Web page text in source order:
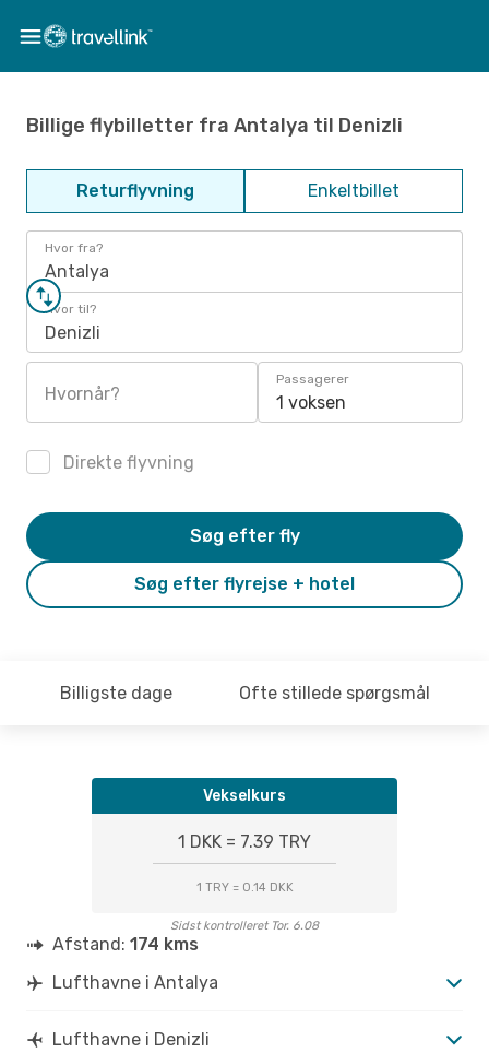
Billige flybilletter fra Antalya til Denizli
Returflyvning Enkeltbillet
Hvor fra?
Antalya
Hvor til?
Denizli
Hvornår?
Passagerer
1 voksen
Direkte flyvning
Søg efter flyrejse + hotel
Søg efter fly
Billigste dage Ofte stillede spørgsmål
Vekselkurs
1 DKK = 7.39 TRY
1 TRY = 0.14 DKK
Sidst kontrolleret Tor. 6.08
Afstand: 174 kms
Lufthavne i Antalya
Lufthavne i Denizli